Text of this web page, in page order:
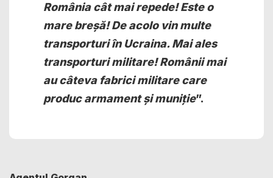
România cât mai repede! Este o
mare breșă! De acolo vin multe
transporturi în Ucraina. Mai ales
transporturi militare! Românii mai
au câteva fabrici militare care
produc armament și muniție”.